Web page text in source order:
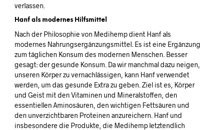
verlassen.
Hanf als modernes Hilfsmittel
Nach der Philosophie von Medihemp dient Hanf als
modernes Nahrungsergänzungsmittel. Es ist eine Ergänzung
zum täglichen Konsum des modernen Menschen. Besser
gesagt: der gesunde Konsum. Da wir manchmal dazu neigen,
unseren Körper zu vernachlässigen, kann Hanf verwendet
werden, um das gesunde Extra zu geben. Ziel ist es, Körper
und Geist mit den Vitaminen und Mineralstoffen, den
essentiellen Aminosäuren, den wichtigen Fettsäuren und
den unverzichtbaren Proteinen anzureichern. Hanf und
insbesondere die Produkte, die Medihemp letztendlich